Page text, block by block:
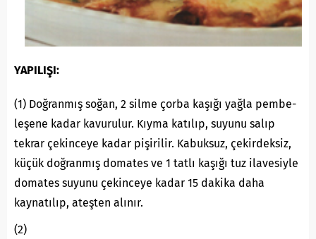
YAPILIŞI:
(1) Doğranmış soğan, 2 silme çorba kaşığı yağla pembe-
leşene kadar kavurulur. Kıyma katılıp, suyunu salıp
tekrar çekinceye kadar pişirilir. Kabuksuz, çekirdeksiz,
küçük doğranmış domates ve 1 tatlı kaşığı tuz ilavesiyle
domates suyunu çekinceye kadar 15 dakika daha
kaynatılıp, ateşten alınır.
(2)